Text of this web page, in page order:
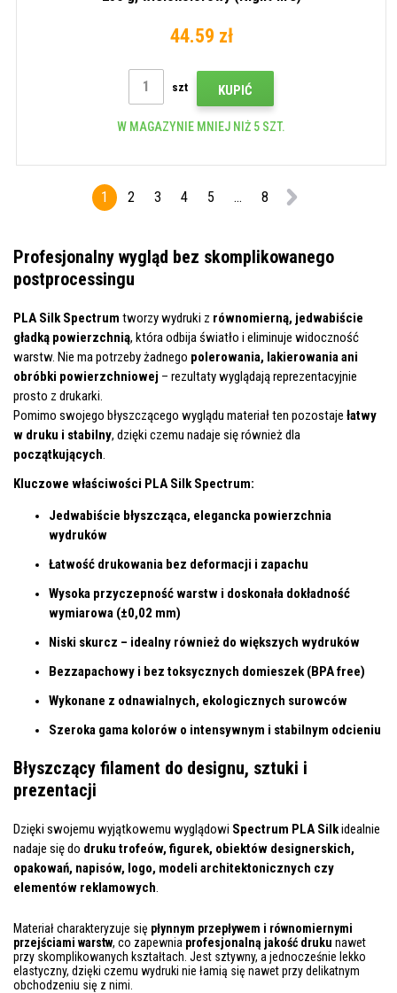
44.59 zł
szt KUPIĆ
W MAGAZYNIE MNIEJ NIŻ 5 SZT.
1 2 3 4 5 ... 8
Profesjonalny wygląd bez skomplikowanego
postprocessingu
PLA Silk Spectrum tworzy wydruki z równomierną, jedwabiście
gładką powierzchnią, która odbija światło i eliminuje widoczność
warstw. Nie ma potrzeby żadnego polerowania, lakierowania ani
obróbki powierzchniowej – rezultaty wyglądają reprezentacyjnie
prosto z drukarki.
Pomimo swojego błyszczącego wyglądu materiał ten pozostaje łatwy
w druku i stabilny, dzięki czemu nadaje się również dla
początkujących.
Kluczowe właściwości PLA Silk Spectrum:
Jedwabiście błyszcząca, elegancka powierzchnia
wydruków
Łatwość drukowania bez deformacji i zapachu
Wysoka przyczepność warstw i doskonała dokładność
wymiarowa (±0,02 mm)
Niski skurcz – idealny również do większych wydruków
Bezzapachowy i bez toksycznych domieszek (BPA free)
Wykonane z odnawialnych, ekologicznych surowców
Szeroka gama kolorów o intensywnym i stabilnym odcieniu
Błyszczący filament do designu, sztuki i
prezentacji
Dzięki swojemu wyjątkowemu wyglądowi Spectrum PLA Silkidealnie
nadaje się do druku trofeów, figurek, obiektów designerskich,
opakowań, napisów, logo, modeli architektonicznych czy
elementów reklamowych.
Materiał charakteryzuje się płynnym przepływem i równomiernymi
przejściami warstw, co zapewnia profesjonalną jakość druku nawet
przy skomplikowanych kształtach. Jest sztywny, a jednocześnie lekko
elastyczny, dzięki czemu wydruki nie łamią się nawet przy delikatnym
obchodzeniu się z nimi.